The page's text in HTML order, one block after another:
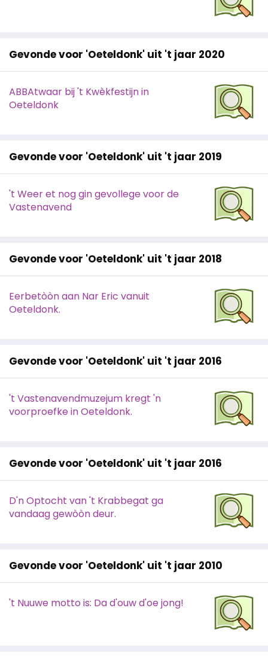
Gevonde voor 'Oeteldonk' uit 't jaar 2020
ABBAtwaar bij 't Kwèkfestijn in
Oeteldonk
Gevonde voor 'Oeteldonk' uit 't jaar 2019
't Weer et nog gin gevollege voor de
Vastenavend
Gevonde voor 'Oeteldonk' uit 't jaar 2018
Eerbetòòn aan Nar Eric vanuit
Oeteldonk.
Gevonde voor 'Oeteldonk' uit 't jaar 2016
't Vastenavendmuzejum kregt 'n
voorproefke in Oeteldonk.
Gevonde voor 'Oeteldonk' uit 't jaar 2016
D'n Optocht van 't Krabbegat ga
vandaag gewòòn deur.
Gevonde voor 'Oeteldonk' uit 't jaar 2010
't Nuuwe motto is: Da d'ouw d'oe jong!